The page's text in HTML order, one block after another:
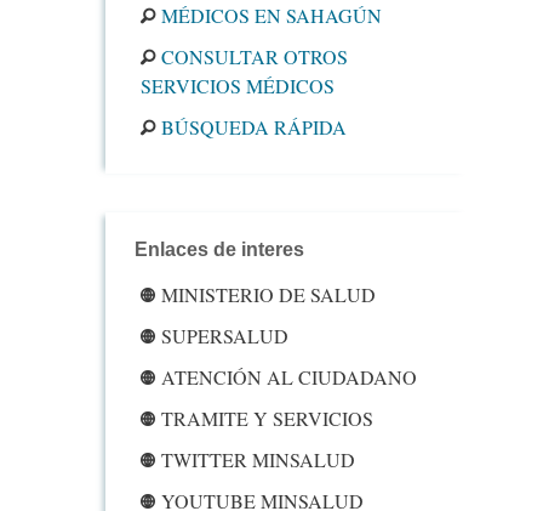
MÉDICOS EN SAHAGÚN
CONSULTAR OTROS
SERVICIOS MÉDICOS
BÚSQUEDA RÁPIDA
Enlaces de interes
MINISTERIO DE SALUD
SUPERSALUD
ATENCIÓN AL CIUDADANO
TRAMITE Y SERVICIOS
TWITTER MINSALUD
YOUTUBE MINSALUD